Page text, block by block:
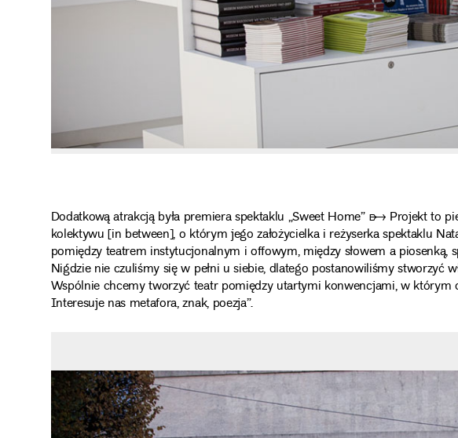
Dodatkową atrakcją była premiera spektaklu „Sweet Home” ➸ Projekt to
kolektywu [in between], o którym jego założycielka i reżyserka spektaklu
pomiędzy teatrem instytucjonalnym i offowym, między słowem a piosenką,
Nigdzie nie czuliśmy się w pełni u siebie, dlatego postanowiliśmy stworzyć
Wspólnie chcemy tworzyć teatr pomiędzy utartymi konwencjami, w którym
Interesuje nas metafora, znak, poezja”.